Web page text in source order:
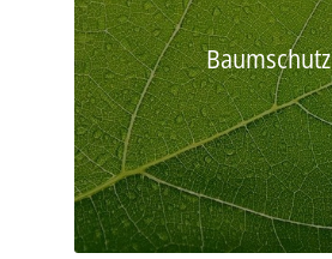
Baumschutz